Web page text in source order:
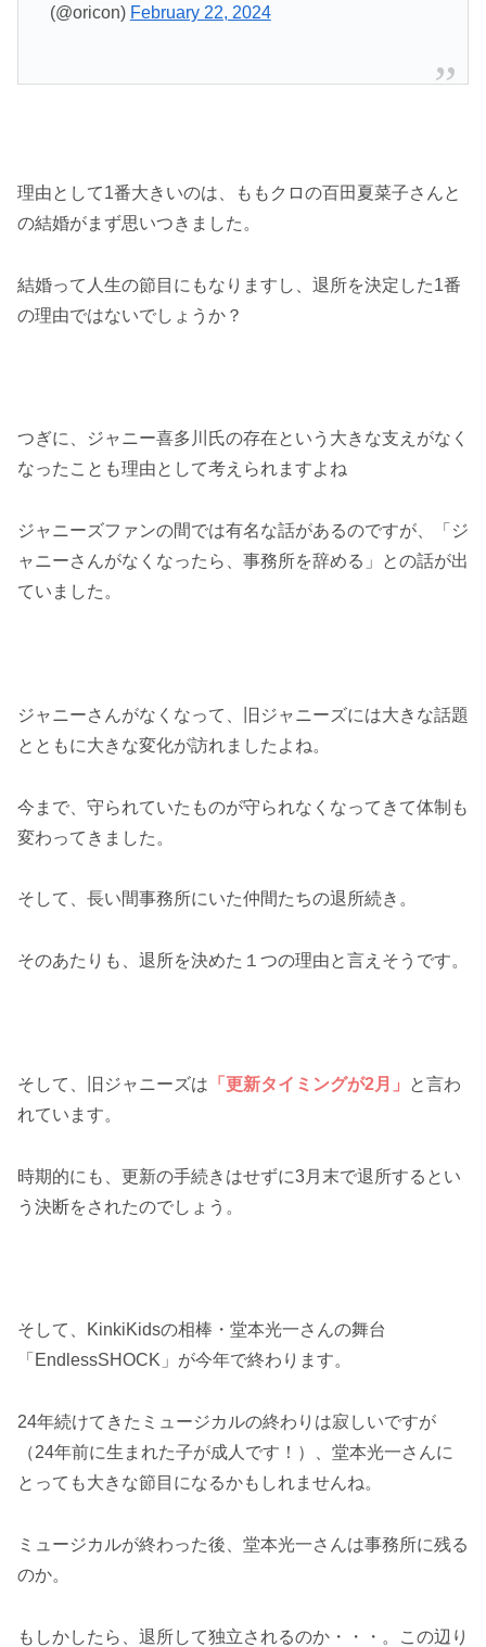
(@oricon) February 22, 2024
理由として1番大きいのは、ももクロの百田夏菜子さんと
の結婚がまず思いつきました。
結婚って人生の節目にもなりますし、退所を決定した1番
の理由ではないでしょうか？
つぎに、ジャニー喜多川氏の存在という大きな支えがなく
なったことも理由として考えられますよね
ジャニーズファンの間では有名な話があるのですが、「ジ
ャニーさんがなくなったら、事務所を辞める」との話が出
ていました。
ジャニーさんがなくなって、旧ジャニーズには大きな話題
とともに大きな変化が訪れましたよね。
今まで、守られていたものが守られなくなってきて体制も
変わってきました。
そして、長い間事務所にいた仲間たちの退所続き。
そのあたりも、退所を決めた１つの理由と言えそうです。
そして、旧ジャニーズは 「更新タイミングが2月」
と言わ
れています。
時期的にも、更新の手続きはせずに3月末で退所するとい
う決断をされたのでしょう。
そして、KinkiKidsの相棒・堂本光一さんの舞台
「EndlessSHOCK」が今年で終わります。
24年続けてきたミュージカルの終わりは寂しいですが
（24年前に生まれた子が成人です！）、堂本光一さんに
とっても大きな節目になるかもしれませんね。
ミュージカルが終わった後、堂本光一さんは事務所に残る
のか。
もしかしたら、退所して独立されるのか・・・。この辺り